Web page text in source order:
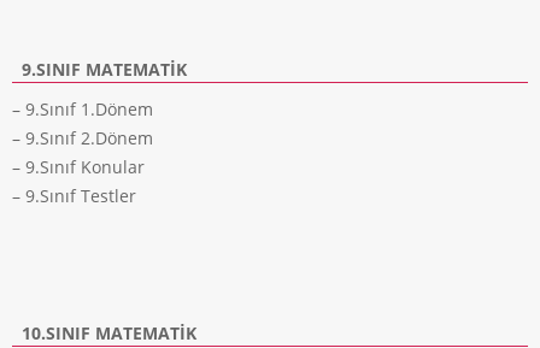
9.SINIF MATEMATIK
– 9.Sınıf 1.Dönem
– 9.Sınıf 2.Dönem
– 9.Sınıf Konular
– 9.Sınıf Testler
10.SINIF MATEMATIK